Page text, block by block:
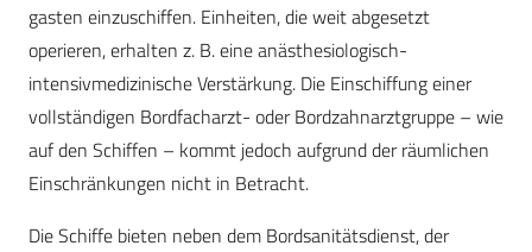
gasten einzuschiffen. Einheiten, die weit abgesetzt
operieren, erhalten z. B. eine anästhesiologisch-
intensivmedizinische Verstärkung. Die Einschiffung einer
vollständigen Bordfacharzt- oder Bordzahnarztgruppe – wie
auf den Schiffen – kommt jedoch aufgrund der räumlichen
Einschränkungen nicht in Betracht.
Die Schiffe bieten neben dem Bordsanitätsdienst, der